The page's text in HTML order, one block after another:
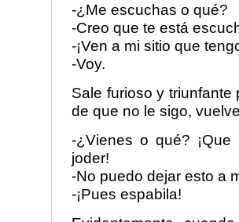
-¿Me escuchas o qué?
-Creo que te está
-¡Ven a mi sitio que
-Voy.
Sale furioso y
de que no le sigo,
-¿Vienes o qué?
joder!
-No puedo dejar esto a
-¡Pues espabila!